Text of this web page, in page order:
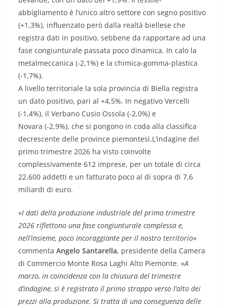
abbigliamento è l’unico altro settore con segno positivo
(+1,3%), influenzato però dalla realtà biellese che
registra dati in positivo, sebbene da rapportare ad una
fase congiunturale passata poco dinamica. In calo la
metalmeccanica (-2,1%) e la chimica-gomma-plastica
(-1,7%).
A livello territoriale la sola provincia di Biella registra
un dato positivo, pari al +4,5%. In negativo Vercelli
(-1,4%), il Verbano Cusio Ossola (-2,0%) e
Novara (-2,9%), che si pongono in coda alla classifica
decrescente delle province piemontesi.L’indagine del
primo trimestre 2026 ha visto coinvolte
complessivamente 612 imprese, per un totale di circa
22.600 addetti e un fatturato poco al di sopra di 7,6
miliardi di euro.
«I dati della produzione industriale del primo trimestre
2026 riflettono una fase congiunturale complessa e,
nell’insieme, poco incoraggiante per il nostro territorio»
commenta Angelo Santarella, presidente della Camera
di Commercio Monte Rosa Laghi Alto Piemonte. «A
marzo, in coincidenza con la chiusura del trimestre
d’indagine, si è registrato il primo strappo verso l’alto dei
prezzi alla produzione. Si tratta di una conseguenza delle